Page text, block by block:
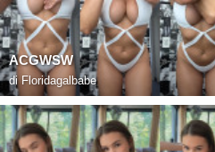
ACGWSW
di Floridagalbabe